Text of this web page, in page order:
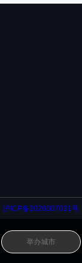
沪ICP备2026007031号